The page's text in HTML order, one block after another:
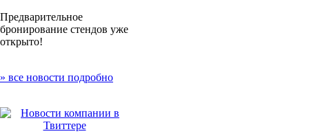
Предварительное
бронирование стендов уже
открыто!
» все новости подробно